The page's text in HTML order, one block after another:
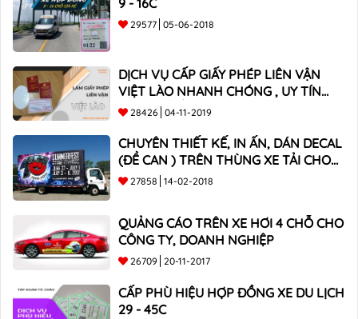
9 - 16C
29577 05-06-2018
DỊCH VỤ CẤP GIẤY PHÉP LIÊN VẬN
VIỆT LÀO NHANH CHÓNG , UY TÍN
TOÀN QUỐC
28426 04-11-2019
CHUYÊN THIẾT KẾ, IN ẤN, DÁN DECAL
(ĐỀ CAN ) TRÊN THÙNG XE TẢI CHO
CÔNG TY
27858 14-02-2018
QUẢNG CÁO TRÊN XE HƠI 4 CHỖ CHO
CÔNG TY, DOANH NGHIỆP
26709 20-11-2017
CẤP PHÙ HIỆU HỢP ĐỒNG XE DU LỊCH
29 - 45C